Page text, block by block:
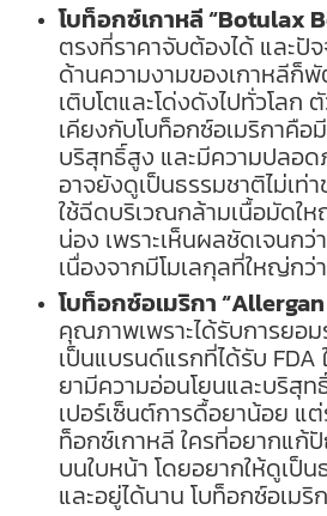
โบท็อกซ์เกาหลี “Botulax
ตรงที่ราคาจับต้องได้ และปั
ด้านความงามของเกาหลีก็
เติบโตและโด่งดังไปทั่วโล
เคียงกับโบท็อกซ์อเมริกาคือ
บริสุทธิ์สูง และมีความปลอ
อาจยังดูเป็นธรรมชาติไม่เท่
ใช้ฉีดบริเวณกล้ามเนื้อมัดใ
น่อง เพราะเห็นผลชัดเจนกว่
เนื่องจากมีโมเลกุลที่ใหญ่กว่า
โบท็อกซ์อเมริกา
คุณภาพเพราะได้รับการยอม
เป็นแบรนด์แรกที่ได้รับ FDA
ยามีความอ่อนโยนและบริสุท
เปอร์เซ็นต์การดื้อยาน้อย แต่
ท็อกซ์เกาหลี ใครที่อยากแก้
บนใบหน้า โดยอยากให้ดูเป็
และอยู่ได้นาน โบท็อกซ์อเม